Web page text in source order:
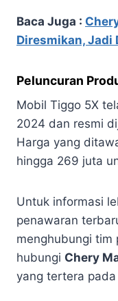
Baca Juga :
Diresmikan, Jadi
Peluncuran
Mobil Tiggo 5X
2024 dan resmi
Harga yang
hingga 269 juta
Untuk informasi
penawaran
menghubungi tim
hubungi Chery
yang tertera